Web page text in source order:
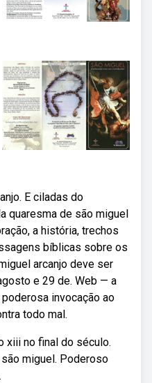
E ciladas do
quaresma de são miguel
a história, trechos
bíblicas sobre os
arcanjo deve ser
e 29 de. Web — a
invocação ao
todo mal.
xiii no final do século.
miguel. Poderoso